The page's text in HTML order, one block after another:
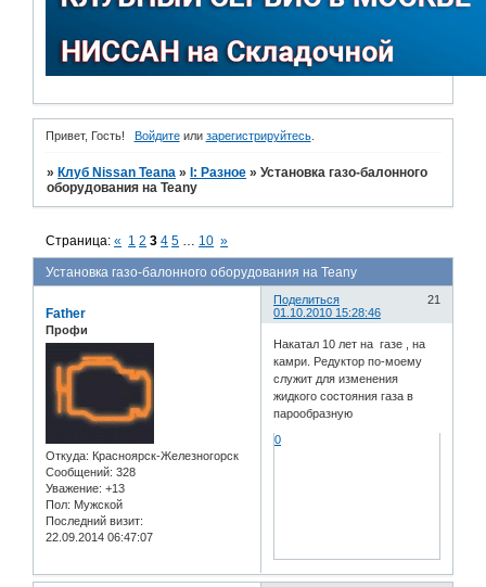
Привет, Гость! Войдитеили зарегистрируйтесь.
» Клуб Nissan Teana » I: Разное »Установка газо-балонного
оборудования на Teanу
Установка газо-балонного оборудования на Teanу
Страница:« 1 2 3 4 5 10 »
Поделиться
21
01.10.2010 15:28:46
Father
Профи
Откуда: Красноярск-Железногорск
Сообщений: 328
Уважение: +13
Пол: Мужской
Последний визит:
22.09.2014 06:47:07
Накатал 10 лет на газе , на
камри. Редуктор по-моему
служит для изменения
жидкого состояния газа в
парообразную
0